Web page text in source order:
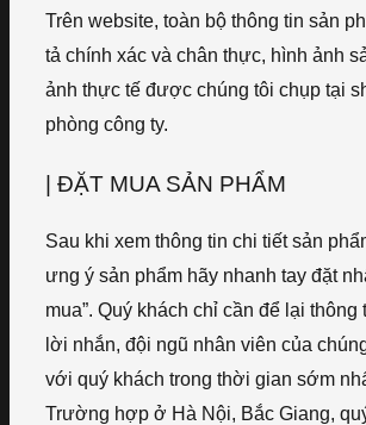
Trên website, toàn bộ thông tin sản
tả chính xác và chân thực, hình ảnh
ảnh thực tế được chúng tôi chụp tại
phòng công ty.
| ĐẶT MUA SẢN PHẨM
Sau khi xem thông tin chi tiết sản
ưng ý sản phẩm hãy nhanh tay đặt
mua”. Quý khách chỉ cần để lại thông
lời nhắn, đội ngũ nhân viên của
với quý khách trong thời gian sớm
Trường hợp ở Hà Nội, Bắc Giang,